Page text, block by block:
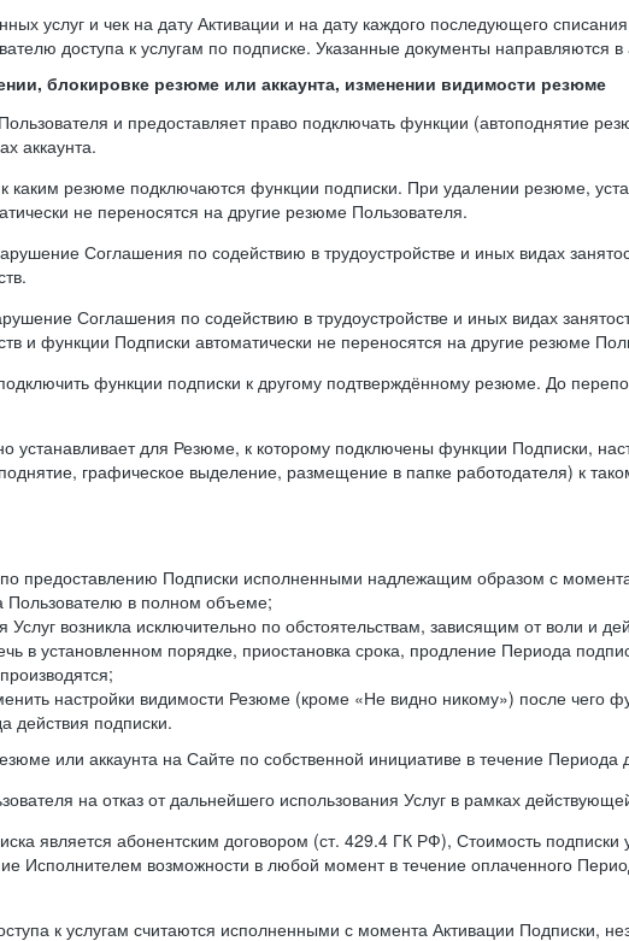
услуг и чек на дату Активации и на дату каждого последующего
доступа к услугам по подписке. Указанные документы направляются
блокировке резюме или аккаунта, изменении видимости резюме
и предоставляет право подключать функции (автоподнятие
аккаунта.
каким резюме подключаются функции подписки. При удалении резюме,
не переносятся на другие резюме Пользователя.
Соглашения по содействию в трудоустройстве и иных видах
Соглашения по содействию в трудоустройстве и иных видах
и функции Подписки автоматически не переносятся на другие резюме
функции подписки к другому подтверждённому резюме. До
устанавливает для Резюме, к которому подключены функции Подписки,
графическое выделение, размещение в папке работодателя) к
по предоставлению Подписки исполненными надлежащим образом с
Пользователю в полном объеме;
Услуг возникла исключительно по обстоятельствам, зависящим от воли и
в установленном порядке, приостановка срока, продление Периода
настройки видимости Резюме (кроме «Не видно никому») после чего
действия подписки.
или аккаунта на Сайте по собственной инициативе в течение Периода
на отказ от дальнейшего использования Услуг в рамках
является абонентским договором (ст. 429.4 ГК РФ), Стоимость
Исполнителем возможности в любой момент в течение оплаченного
к услугам считаются исполненными с момента Активации Подписки,